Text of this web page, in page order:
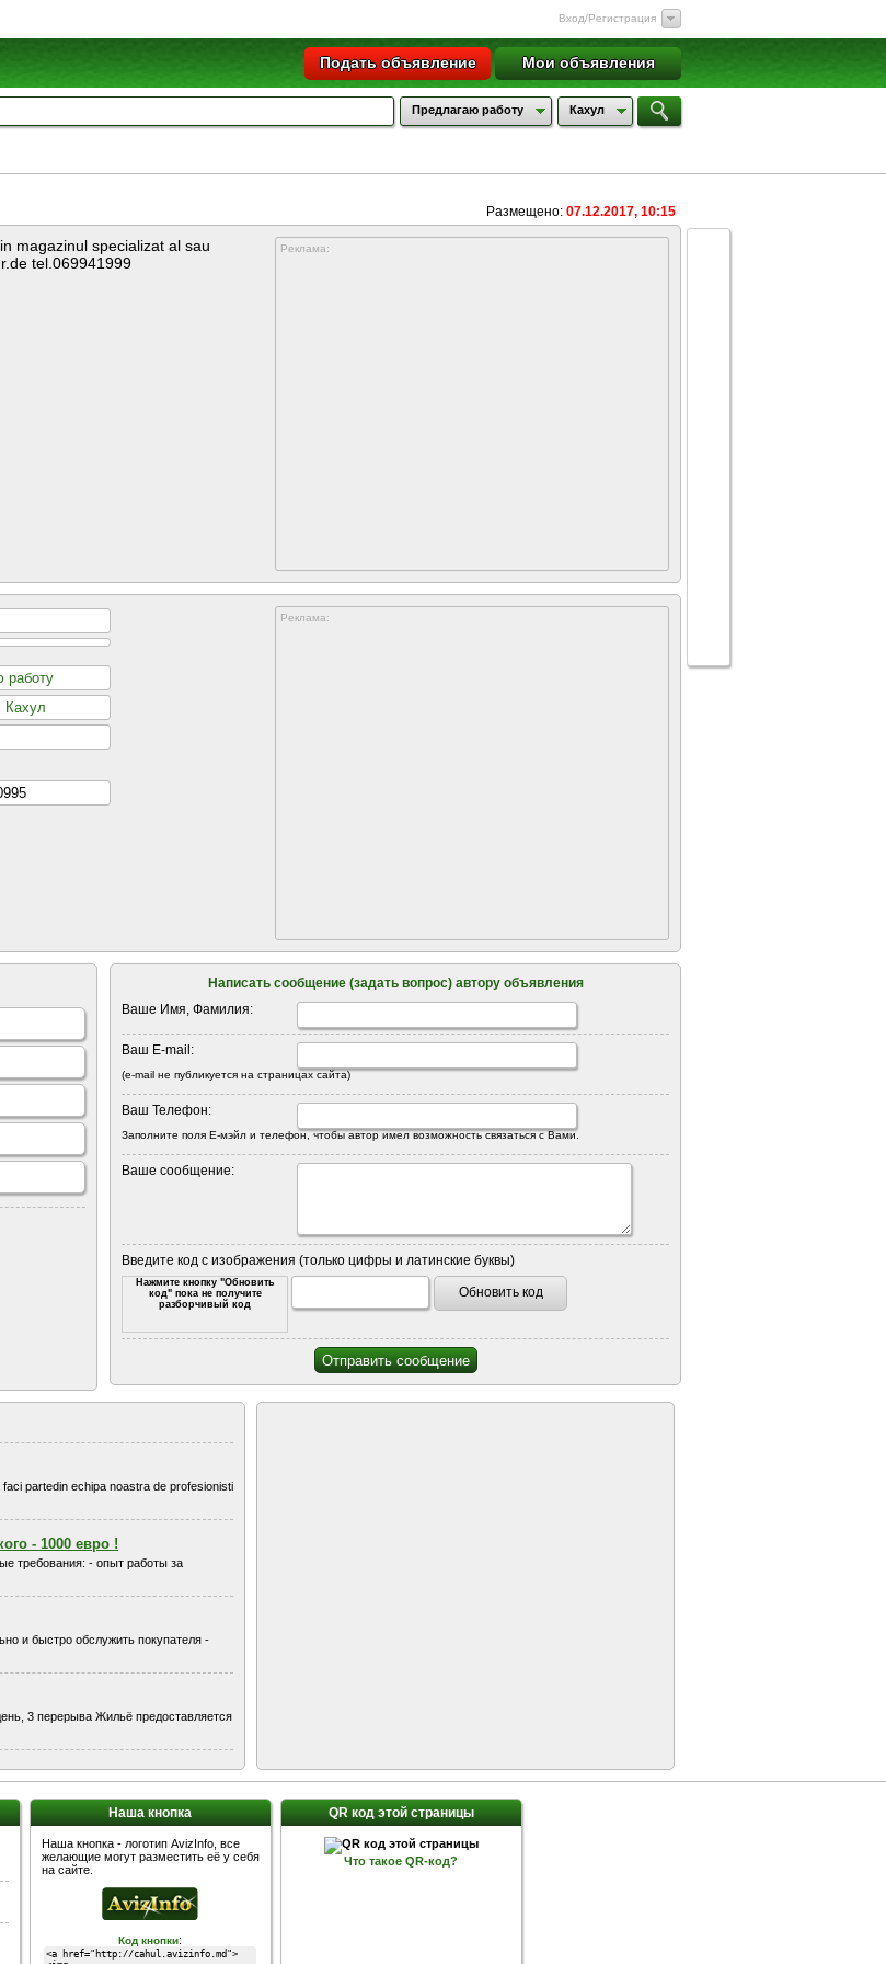
Вход/Регистрация
Мои объявления
Подать объявление
Предлагаю работу Кахул
Размещено: 07.12.2017, 10:15
Реклама:
magazinul specializat al sau
tel.069941999
работу
Кахул
Реклама:
Написать сообщение (задать вопрос) автору объявления
Ваше Имя, Фамилия:
Ваш E-mail:
(e-mail не публикуется на страницах сайта)
Ваш Телефон:
Заполните поля Е-мэйл и телефон, чтобы автор имел возможность связаться с Вами.
Ваше сообщение:
Введите код с изображения (только цифры и латинские буквы)
Нажмите кнопку "Обновить
код" пока не получите
разборчивый код
Обновить код
partedin echipa noastra de profesionisti
- 1000 евро !
требования: - опыт работы за
и быстро обслужить покупателя -
3 перерыва Жильё предоставляется
Наша кнопка
Наша кнопка - логотип AvizInfo, все
желающие могут разместить её у себя
на сайте.
Код кнопки:
QR код этой страницы
Что такое QR-код?